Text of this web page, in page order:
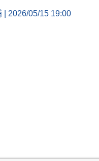
| 2026/05/15 19:00